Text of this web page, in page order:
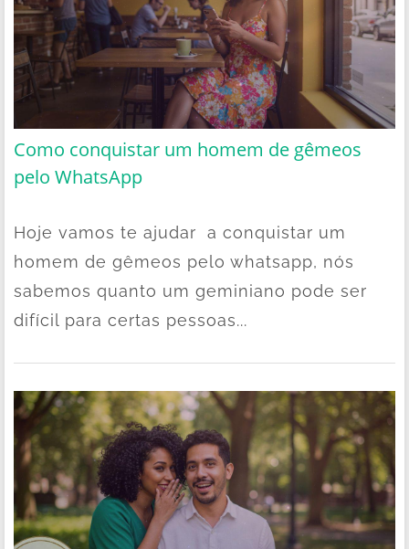
Como conquistar um homem de gêmeos
pelo WhatsApp
Hoje vamos te ajudar a conquistar um
homem de gêmeos pelo whatsapp, nós
sabemos quanto um geminiano pode ser
difícil para certas pessoas...